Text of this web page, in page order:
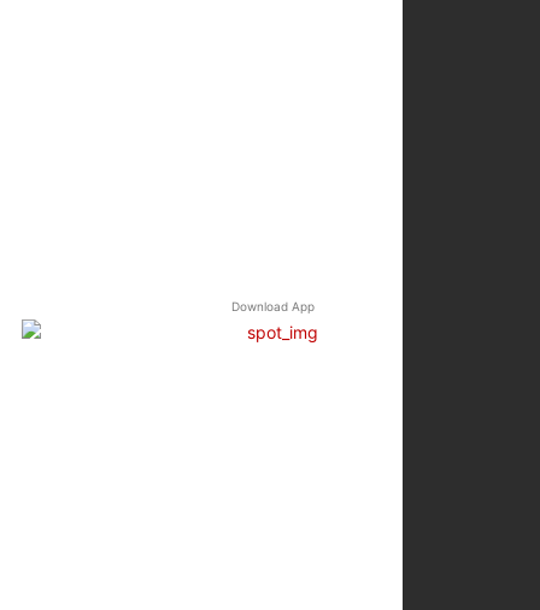
Download App